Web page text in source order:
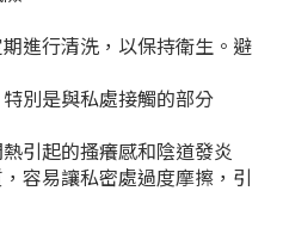
進行清洗，以保持衛生。避
別是與私處接觸的部分
引起的搔癢感和陰道發炎
容易讓私密處過度摩擦，引